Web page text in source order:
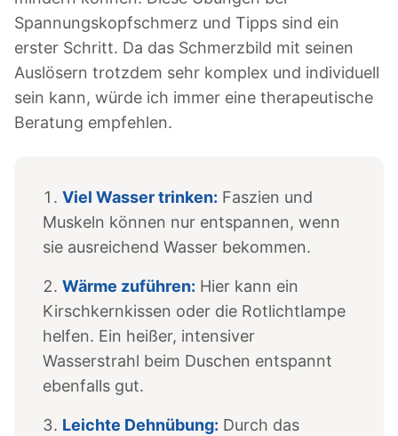
Spannungskopfschmerz und Tipps sind ein
erster Schritt. Da das Schmerzbild mit seinen
Auslösern trotzdem sehr komplex und individuell
sein kann, würde ich immer eine therapeutische
Beratung empfehlen.
Viel Wasser trinken: Faszien und
Muskeln können nur entspannen, wenn
sie ausreichend Wasser bekommen.
Wärme zuführen: Hier kann ein
Kirschkernkissen oder die Rotlichtlampe
helfen. Ein heißer, intensiver
Wasserstrahl beim Duschen entspannt
ebenfalls gut.
Leichte Dehnübung: Durch das